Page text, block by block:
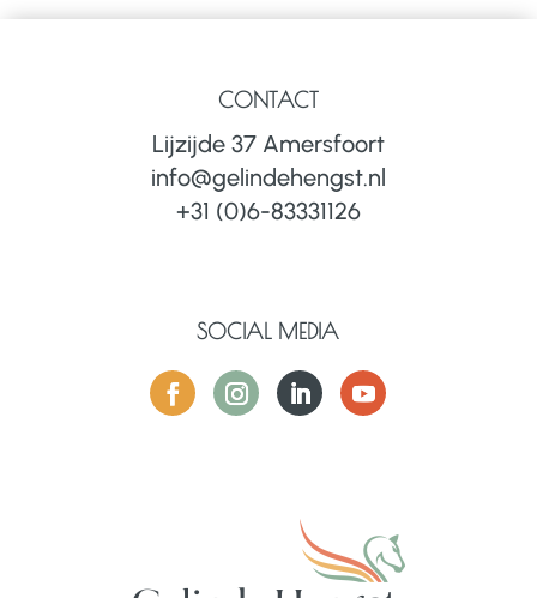
CONTACT
Lijzijde 37 Amersfoort
info@gelindehengst.nl
+31 (0)6-83331126
SOCIAL MEDIA